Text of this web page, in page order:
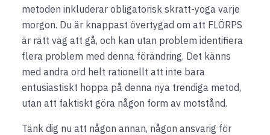
metoden inkluderar obligatorisk skratt-yoga varje
morgon. Du är knappast övertygad om att FLÖRPS
är rätt väg att gå, och kan utan problem identifiera
flera problem med denna förändring. Det känns
med andra ord helt rationellt att inte bara
entusiastiskt hoppa på denna nya trendiga metod,
utan att faktiskt göra någon form av motstånd.
Tänk dig nu att någon annan, någon ansvarig för